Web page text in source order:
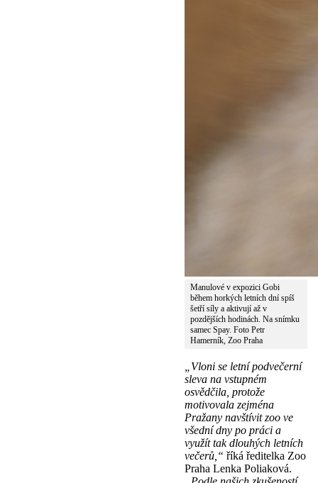
Manulové v expozici Gobi
během horkých letních dní spíš
šetří síly a aktivují až v
pozdějších hodinách. Na snímku
samec Spay. Foto Petr
Hamerník, Zoo Praha
„Vloni se letní podvečerní
sleva na vstupném
osvědčila, protože
motivovala zejména
Pražany navštívit zoo ve
všední dny po práci a
využít tak dlouhých letních
večerů,“ říká ředitelka Zoo
Praha Lenka Poliaková.